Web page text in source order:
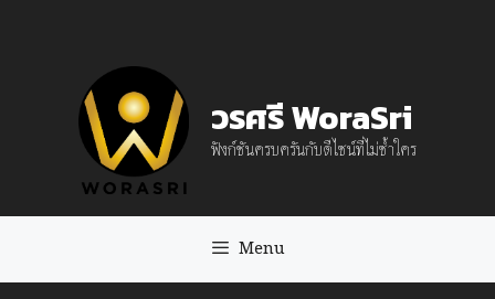
วรศรี WoraSri
ฟังก์ชันครบครันกับดีไซน์ที่ไม่ซ้ำใคร
Menu